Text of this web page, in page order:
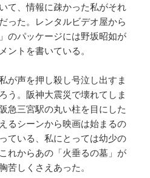
て、情報に疎かった私がそれ
った。レンタルビデオ屋から
のパッケージには野坂昭如が
ントを書いている。
が声を押し殺し号泣し出すま
う。阪神大震災で壊れてしま
急三宮駅の丸い柱を目にした
るシーンから映画は始まるの
ている、私にとっては幼少の
れからあの「火垂るの墓」が
苦しくさえあった。